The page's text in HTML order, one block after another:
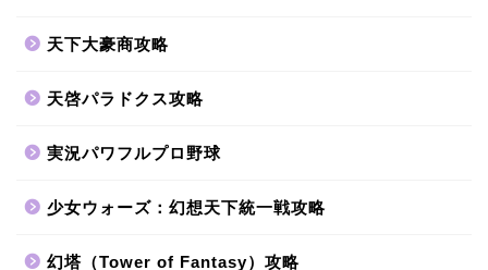
天下大豪商攻略
天啓パラドクス攻略
実況パワフルプロ野球
少女ウォーズ：幻想天下統一戦攻略
幻塔（Tower of Fantasy）攻略